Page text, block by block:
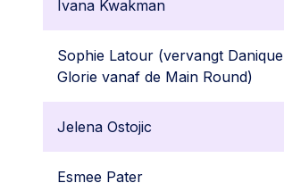
Ivana Kwakman
Sophie Latour (vervangt Danique
Glorie vanaf de Main Round)
Jelena Ostojic
Esmee Pater